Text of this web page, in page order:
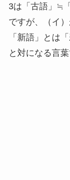
3は「古語」≒
ですが、（イ）
「新語」とは
と対になる言